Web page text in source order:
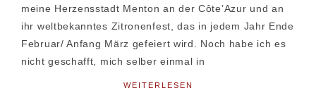
meine Herzensstadt Menton an der Côte’Azur und an
ihr weltbekanntes Zitronenfest, das in jedem Jahr Ende
Februar/ Anfang März gefeiert wird. Noch habe ich es
nicht geschafft, mich selber einmal in
WEITERLESEN